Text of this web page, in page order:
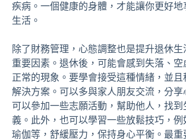
疾病。一個健康的身體，才能讓你更好地
生活。
除了財務管理，心態調整也是提升退休生
重要因素。退休後，可能會感到失落、空
正常的現象。要學會接受這種情緒，並且
解決方案。可以多與家人朋友交流，分享
可以參加一些志願活動，幫助他人，找到
義。此外，也可以學習一些放鬆技巧，例
瑜伽等，舒緩壓力，保持身心平衡。最重